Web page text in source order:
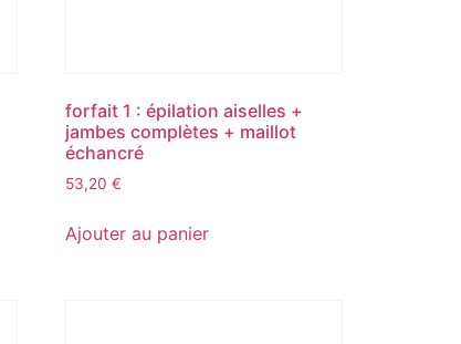
forfait 1 : épilation aiselles +
jambes complètes + maillot
échancré
53,20€
Ajouter au panier